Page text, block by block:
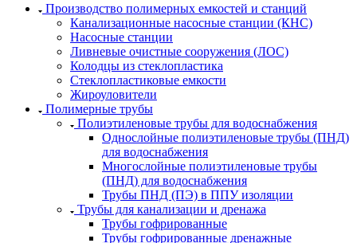
Производство полимерных емкостей и станций
Канализационные насосные станции (КНС)
Насосные станции
Ливневые очистные сооружения (ЛОС)
Колодцы из стеклопластика
Стеклопластиковые емкости
Жироуловители
Полимерные трубы
Полиэтиленовые трубы для водоснабжения
Однослойные полиэтиленовые трубы (ПНД)
для водоснабжения
Многослойные полиэтиленовые трубы
(ПНД) для водоснабжения
Трубы ПНД (ПЭ) в ППУ изоляции
Трубы для канализации и дренажа
Трубы гофрированные
Трубы гофрированные дренажные